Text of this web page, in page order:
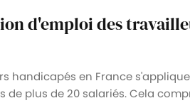
d'emploi des
handicapés en France
plus de 20 salariés. Cela